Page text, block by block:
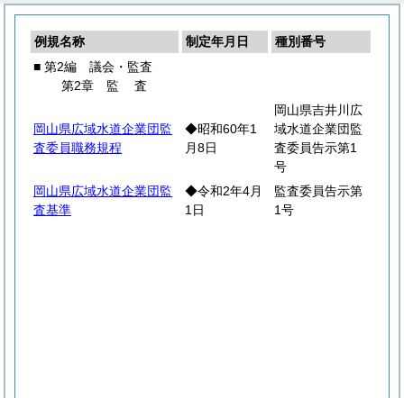
例規名称 制定年月日
種別番号
■ 第2編 議会・監査
第2章 監査
岡山県広域水道企業団監
査委員職務規程
◆昭和60年1
月8日
岡山県吉井川広
域水道企業団監
査委員告示第1
号
岡山県広域水道企業団監
査基準
◆令和2年4月
1日
監査委員告示第
1号